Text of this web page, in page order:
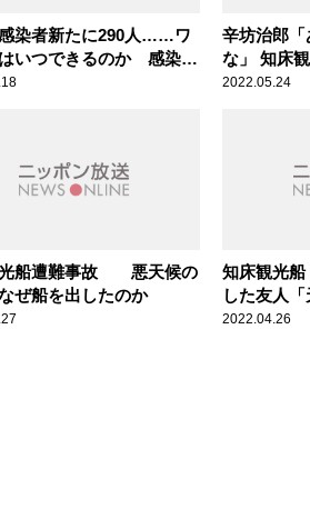
染者新たに290人……ワ
いつできるのか 感染症
辛坊治郎が対論
辛坊治郎
な」 知床
没”に憤
2022.05.24
光船遭難事故 悪天候の
ぜ船を出したのか
知床観光
した友人
をつけろ
2022.04.26